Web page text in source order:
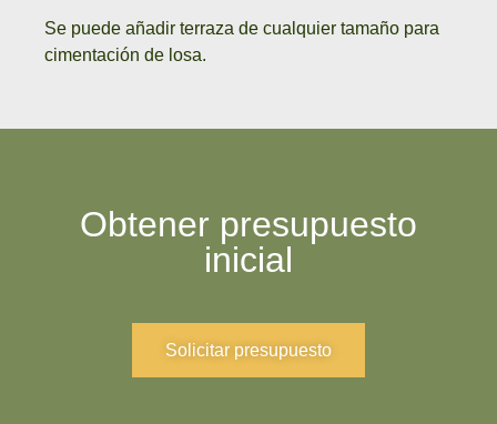
Se puede añadir terraza de cualquier tamaño para
cimentación de losa.
Obtener presupuesto
inicial
Solicitar presupuesto